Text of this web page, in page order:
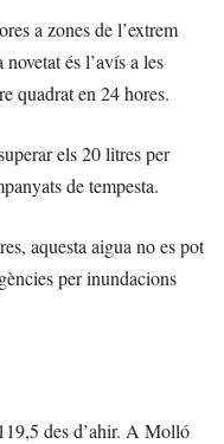
a zones de l’extrem
és l’avís a les
quadrat en 24 hores.
els 20 litres per
de tempesta.
aquesta aigua no es pot
per inundacions
des d’ahir. A Molló